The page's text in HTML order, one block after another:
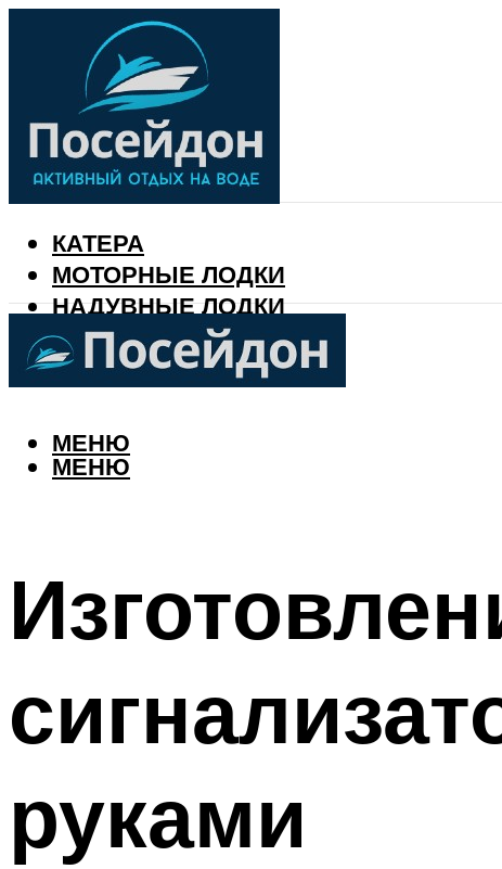
КАТЕРА
МОТОРНЫЕ ЛОДКИ
НАДУВНЫЕ ЛОДКИ
РЫБАЛКА
КАЛЕНДАРЬ РЫБАКА
МЕНЮ
МЕНЮ
руками